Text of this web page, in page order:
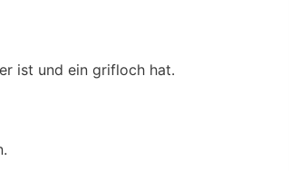
ist und ein grifloch hat.